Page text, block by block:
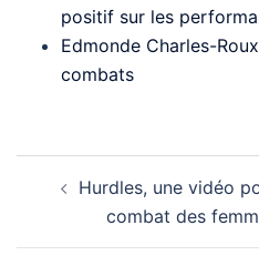
positif sur les
Edmonde Charles-
combats
d’articleHurdles, une vidéo
combat des